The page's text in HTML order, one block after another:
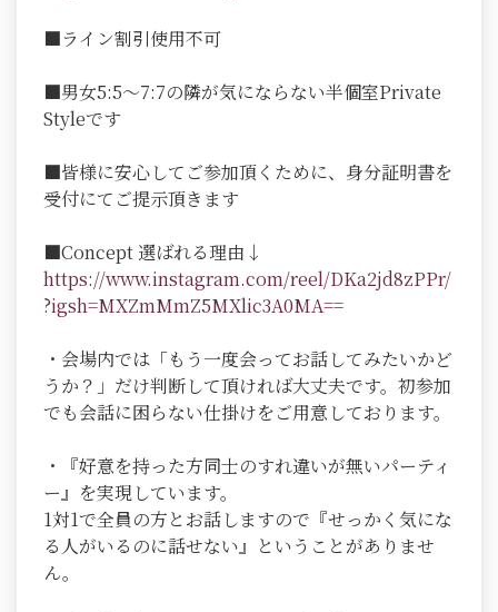
■ライン割引使用不可
■男女5:5～7:7の隣が気にならない半個室Private
Styleです
■皆様に安心してご参加頂くために、身分証明書を
受付にてご提示頂きます
■Concept 選ばれる理由↓
https://www.instagram.com/reel/DKa2jd8zPPr/
?igsh=MXZmMmZ5MXlic3A0MA==
・会場内では「もう一度会ってお話してみたいかど
うか？」だけ判断して頂ければ大丈夫です。初参加
でも会話に困らない仕掛けをご用意しております。
・『好意を持った方同士のすれ違いが無いパーティ
ー』を実現しています。
1対1で全員の方とお話しますので『せっかく気にな
る人がいるのに話せない』ということがありませ
ん。